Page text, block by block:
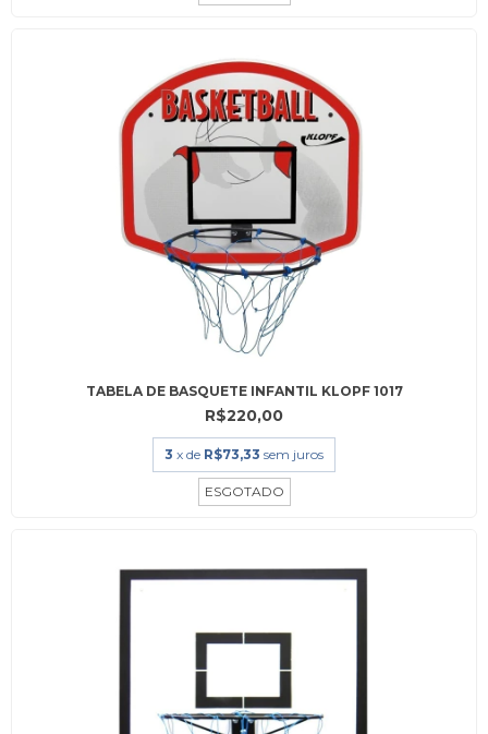
TABELA DE BASQUETE INFANTIL KLOPF 1017
R$220,00
3 x de R$73,33 sem juros
ESGOTADO